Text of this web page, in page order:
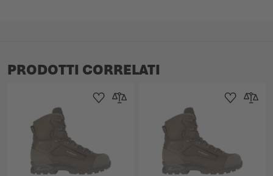
PRODOTTI CORRELATI
Aggiungi alla Lista dei Desideri
Aggiungi al confronto Aggiungi alla